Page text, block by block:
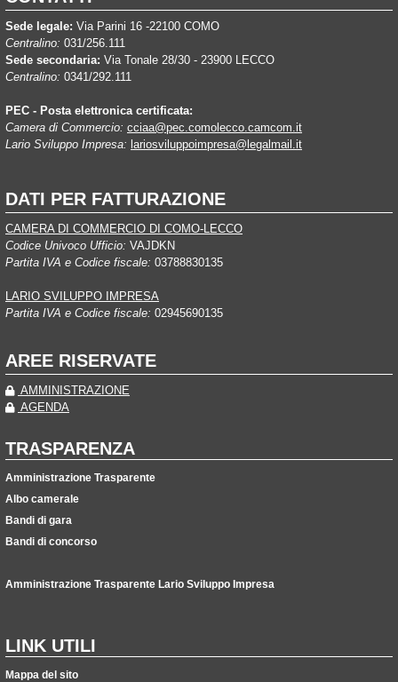
Sede legale: Via Parini 16 -22100 COMO
Centralino: 031/256.111
Sede secondaria: Via Tonale 28/30 - 23900 LECCO
Centralino: 0341/292.111
PEC - Posta elettronica certificata:
Camera di Commercio: cciaa@pec.comolecco.camcom.it
Lario Sviluppo Impresa: lariosviluppoimpresa@legalmail.it
DATI PER FATTURAZIONE
CAMERA DI COMMERCIO DI COMO-LECCO
Codice Univoco Ufficio: VAJDKN
Partita IVA e Codice fiscale: 03788830135
LARIO SVILUPPO IMPRESA
Partita IVA e Codice fiscale: 02945690135
AREE RISERVATE
AMMINISTRAZIONE
AGENDA
TRASPARENZA
Amministrazione Trasparente
Albo camerale
Bandi di gara
Bandi di concorso
Amministrazione Trasparente Lario Sviluppo Impresa
LINK UTILI
Mappa del sito